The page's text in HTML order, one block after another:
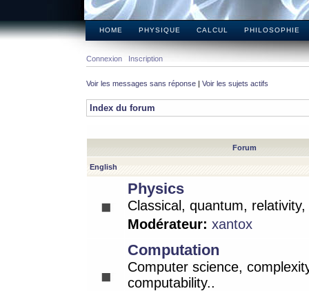
HOME PHYSIQUE CALCUL PHILOSOPHIE
Connexion Inscription
Voir les messages sans réponse | Voir les sujets actifs
Index du forum
Forum
English
Physics
Classical, quantum,
Modérateur: xantox
Computation
Computer science,
computability..